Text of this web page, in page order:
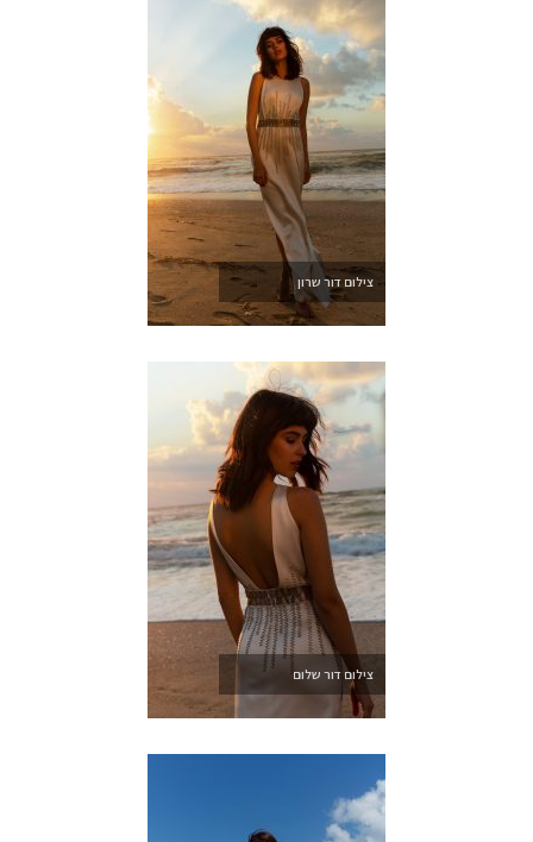
צילום דור שרון
צילום דור שלום